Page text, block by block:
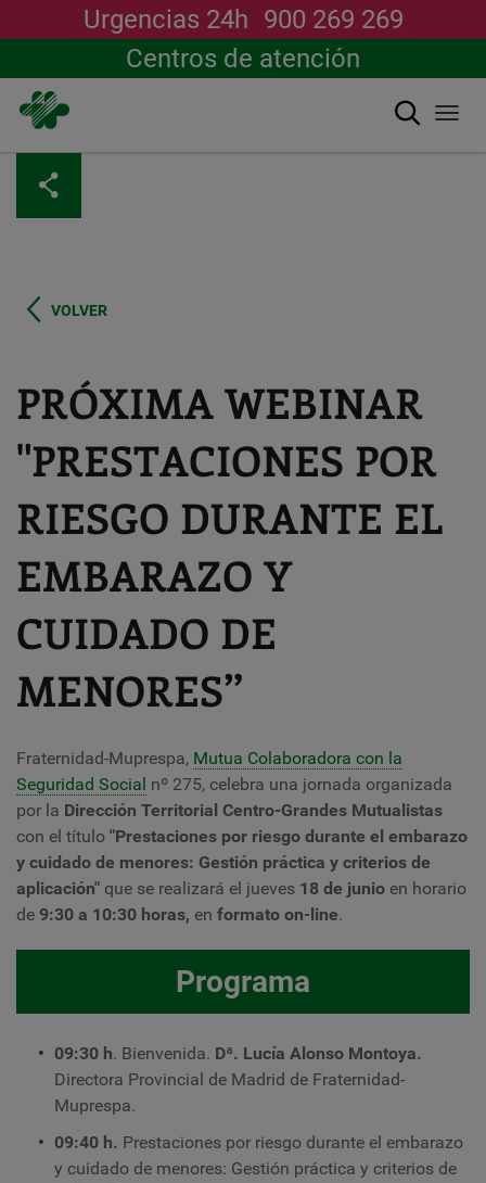
contenido
principal
Urgencias 24h 900 269 269
Centros de atención
Buscar
VOLVER
PRÓXIMA WEBINAR
"PRESTACIONES POR
RIESGO DURANTE EL
EMBARAZO Y
CUIDADO DE
MENORES”
Fraternidad-Muprespa, Mutua Colaboradora con la
Seguridad Social nº 275, celebra una jornada organizada
por la Dirección Territorial Centro-Grandes Mutualistas
con el título "Prestaciones por riesgo durante el embarazo
y cuidado de menores: Gestión práctica y criterios de
aplicación" que se realizará el jueves 18 de junio en horario
de 9:30 a 10:30 horas, en formato on-line.
Programa
09:30 h. Bienvenida. Dª. Lucía Alonso Montoya.
Directora Provincial de Madrid de Fraternidad-
Muprespa.
09:40 h. Prestaciones por riesgo durante el embarazo
y cuidado de menores: Gestión práctica y criterios de